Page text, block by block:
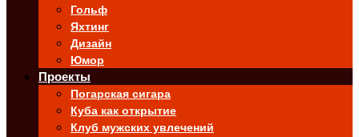
Гольф
Яхтинг
Дизайн
Юмор
Проекты
Погарская сигара
Куба как открытие
Клуб мужских увлечений